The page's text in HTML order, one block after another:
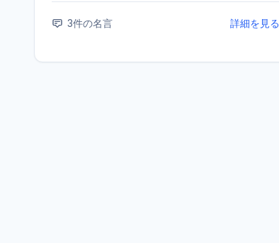
トの一人。
3件の名言 詳細を見る